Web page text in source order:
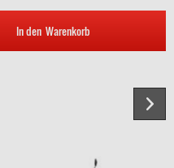
In den Warenkorb